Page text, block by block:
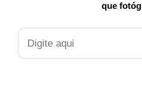
que
Pesquisar